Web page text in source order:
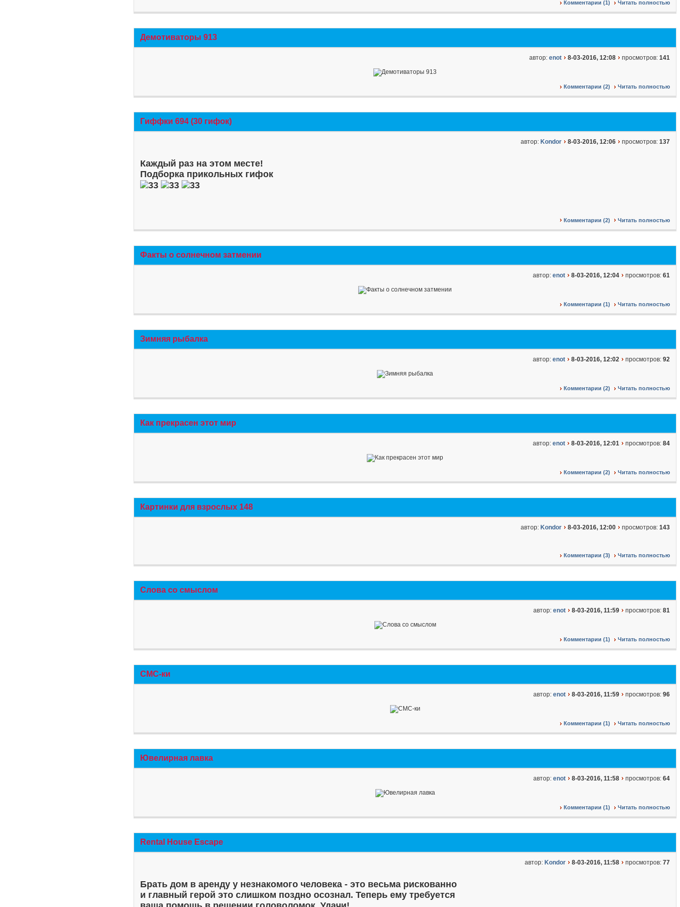
Комментарии (1) Читать полностью
Демотиваторы 913
автор: enot 8-03-2016, 12:08 просмотров: 141
Комментарии (2) Читать полностью
Гиффки 694 (30 гифок)
автор: Kondor 8-03-2016, 12:06 просмотров: 137
Каждый раз на этом месте!
Подборка прикольных гифок
Комментарии (2) Читать полностью
Факты о солнечном затмении
автор: enot 8-03-2016, 12:04 просмотров: 61
Комментарии (1) Читать полностью
Зимняя рыбалка
автор: enot 8-03-2016, 12:02 просмотров: 92
Комментарии (2) Читать полностью
Как прекрасен этот мир
автор: enot 8-03-2016, 12:01 просмотров: 84
Комментарии (2) Читать полностью
Картинки для взрослых 148
автор: Kondor 8-03-2016, 12:00 просмотров: 143
Комментарии (3) Читать полностью
Слова со смыслом
автор: enot 8-03-2016, 11:59 просмотров: 81
Комментарии (1) Читать полностью
СМС-ки
автор: enot 8-03-2016, 11:59 просмотров: 96
Комментарии (1) Читать полностью
Ювелирная лавка
автор: enot 8-03-2016, 11:58 просмотров: 64
Комментарии (1) Читать полностью
Rental House Escape
автор: Kondor 8-03-2016, 11:58 просмотров: 77
Брать дом в аренду у незнакомого человека - это весьма рискованно
и главный герой это слишком поздно осознал. Теперь ему требуется